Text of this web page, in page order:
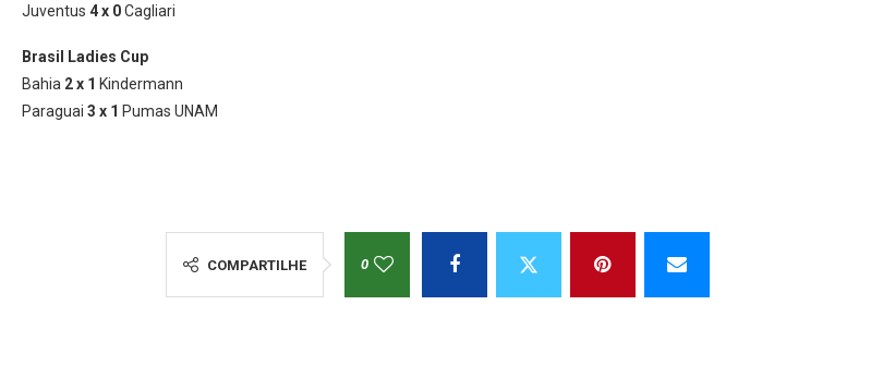
Juventus 4 x 0Cagliari
Brasil Ladies Cup
Bahia 2 x 1 Kindermann
Paraguai 3 x 1 Pumas UNAM
COMPARTILHE 0